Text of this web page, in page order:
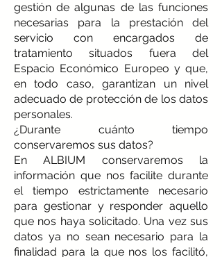
gestión de algunas de las funciones
necesarias para la prestación del
servicio con encargados de
tratamiento situados fuera del
Espacio Económico Europeo y que,
en todo caso, garantizan un nivel
adecuado de protección de los datos
personales.
¿Durante cuánto tiempo
conservaremos sus datos?
En ALBIUM conservaremos la
información que nos facilite durante
el tiempo estrictamente necesario
para gestionar y responder aquello
que nos haya solicitado. Una vez sus
datos ya no sean necesario para la
finalidad para la que nos los facilitó,